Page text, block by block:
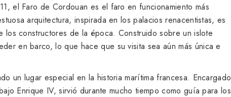
el Faro de Cordouan es el faro en funcionamiento más
arquitectura, inspirada en los palacios renacentistas, es
los constructores de la época. Construido sobre un islote
en barco, lo que hace que su visita sea aún más única e
un lugar especial en la historia marítima francesa. Encargado
Enrique IV, sirvió durante mucho tiempo como guía para los